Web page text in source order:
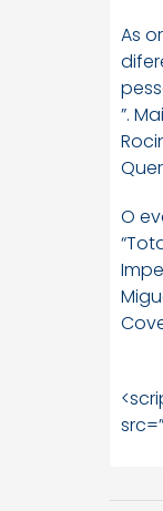
As
”.
O